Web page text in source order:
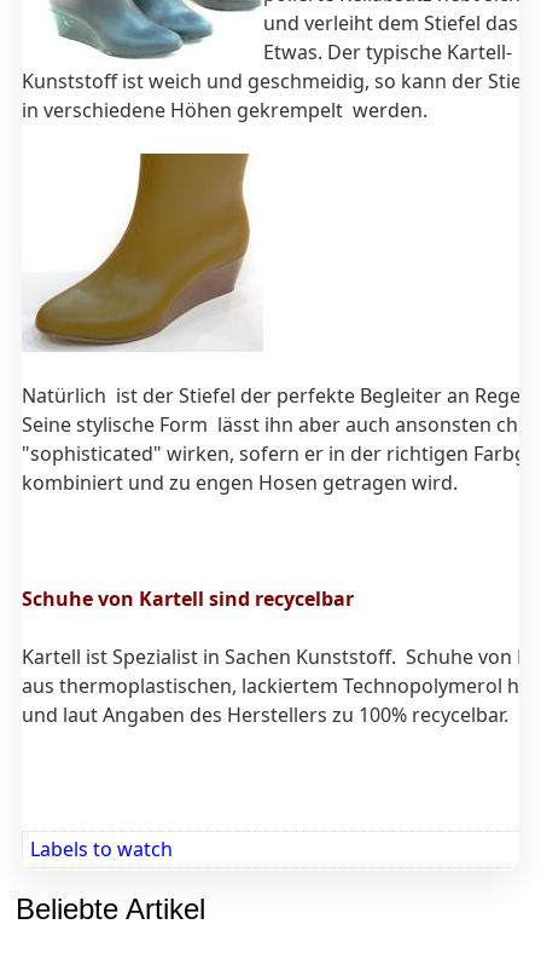
und verleiht dem Stiefel das
Etwas. Der typische Kartell-
Kunststoff ist weich und geschmeidig, so kann der
in verschiedene Höhen gekrempelt werden.
Natürlich ist der Stiefel der perfekte Begleiter an
Seine stylische Form lässt ihn aber auch ansonsten chic
"sophisticated" wirken, sofern er in der richtigen
kombiniert und zu engen Hosen getragen wird.
Schuhe von Kartell sind recycelbar
Kartell ist Spezialist in Sachen Kunststoff. Schuhe von
aus thermoplastischen, lackiertem Technopolymerol
und laut Angaben des Herstellers zu 100% recycelbar.
Labels to watch
Beliebte Artikel